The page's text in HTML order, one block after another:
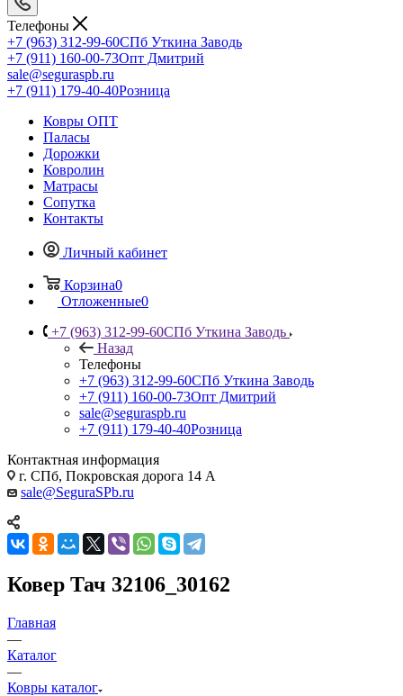
Телефоны
+7 (963) 312-99-60СПб Уткина Заводь
+7 (911) 160-00-73Опт Дмитрий
sale@seguraspb.ru
+7 (911) 179-40-40Розница
Ковры ОПТ
Паласы
Дорожки
Ковролин
Матрасы
Сопутка
Контакты
Личный кабинет
Корзина0
Отложенные0
+7 (963) 312-99-60СПб Уткина Заводь
Назад
Телефоны
+7 (963) 312-99-60СПб Уткина Заводь
+7 (911) 160-00-73Опт Дмитрий
sale@seguraspb.ru
+7 (911) 179-40-40Розница
Контактная информация
г. СПб, Покровская дорога 14 А
sale@SeguraSPb.ru
Ковер Тач 32106_30162
Главная
—
Каталог
—
Ковры каталог